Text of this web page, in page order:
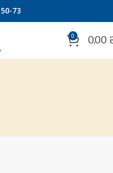
73
0 0,00